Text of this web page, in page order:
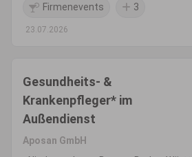
Firmenevents 3
23.07.2026
Gesundheits- &
Krankenpfleger* im
Außendienst
Aposan GmbH